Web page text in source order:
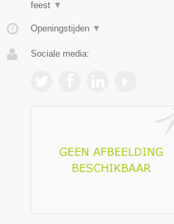
feest ▼
Openingstijden ▼
Sociale media: